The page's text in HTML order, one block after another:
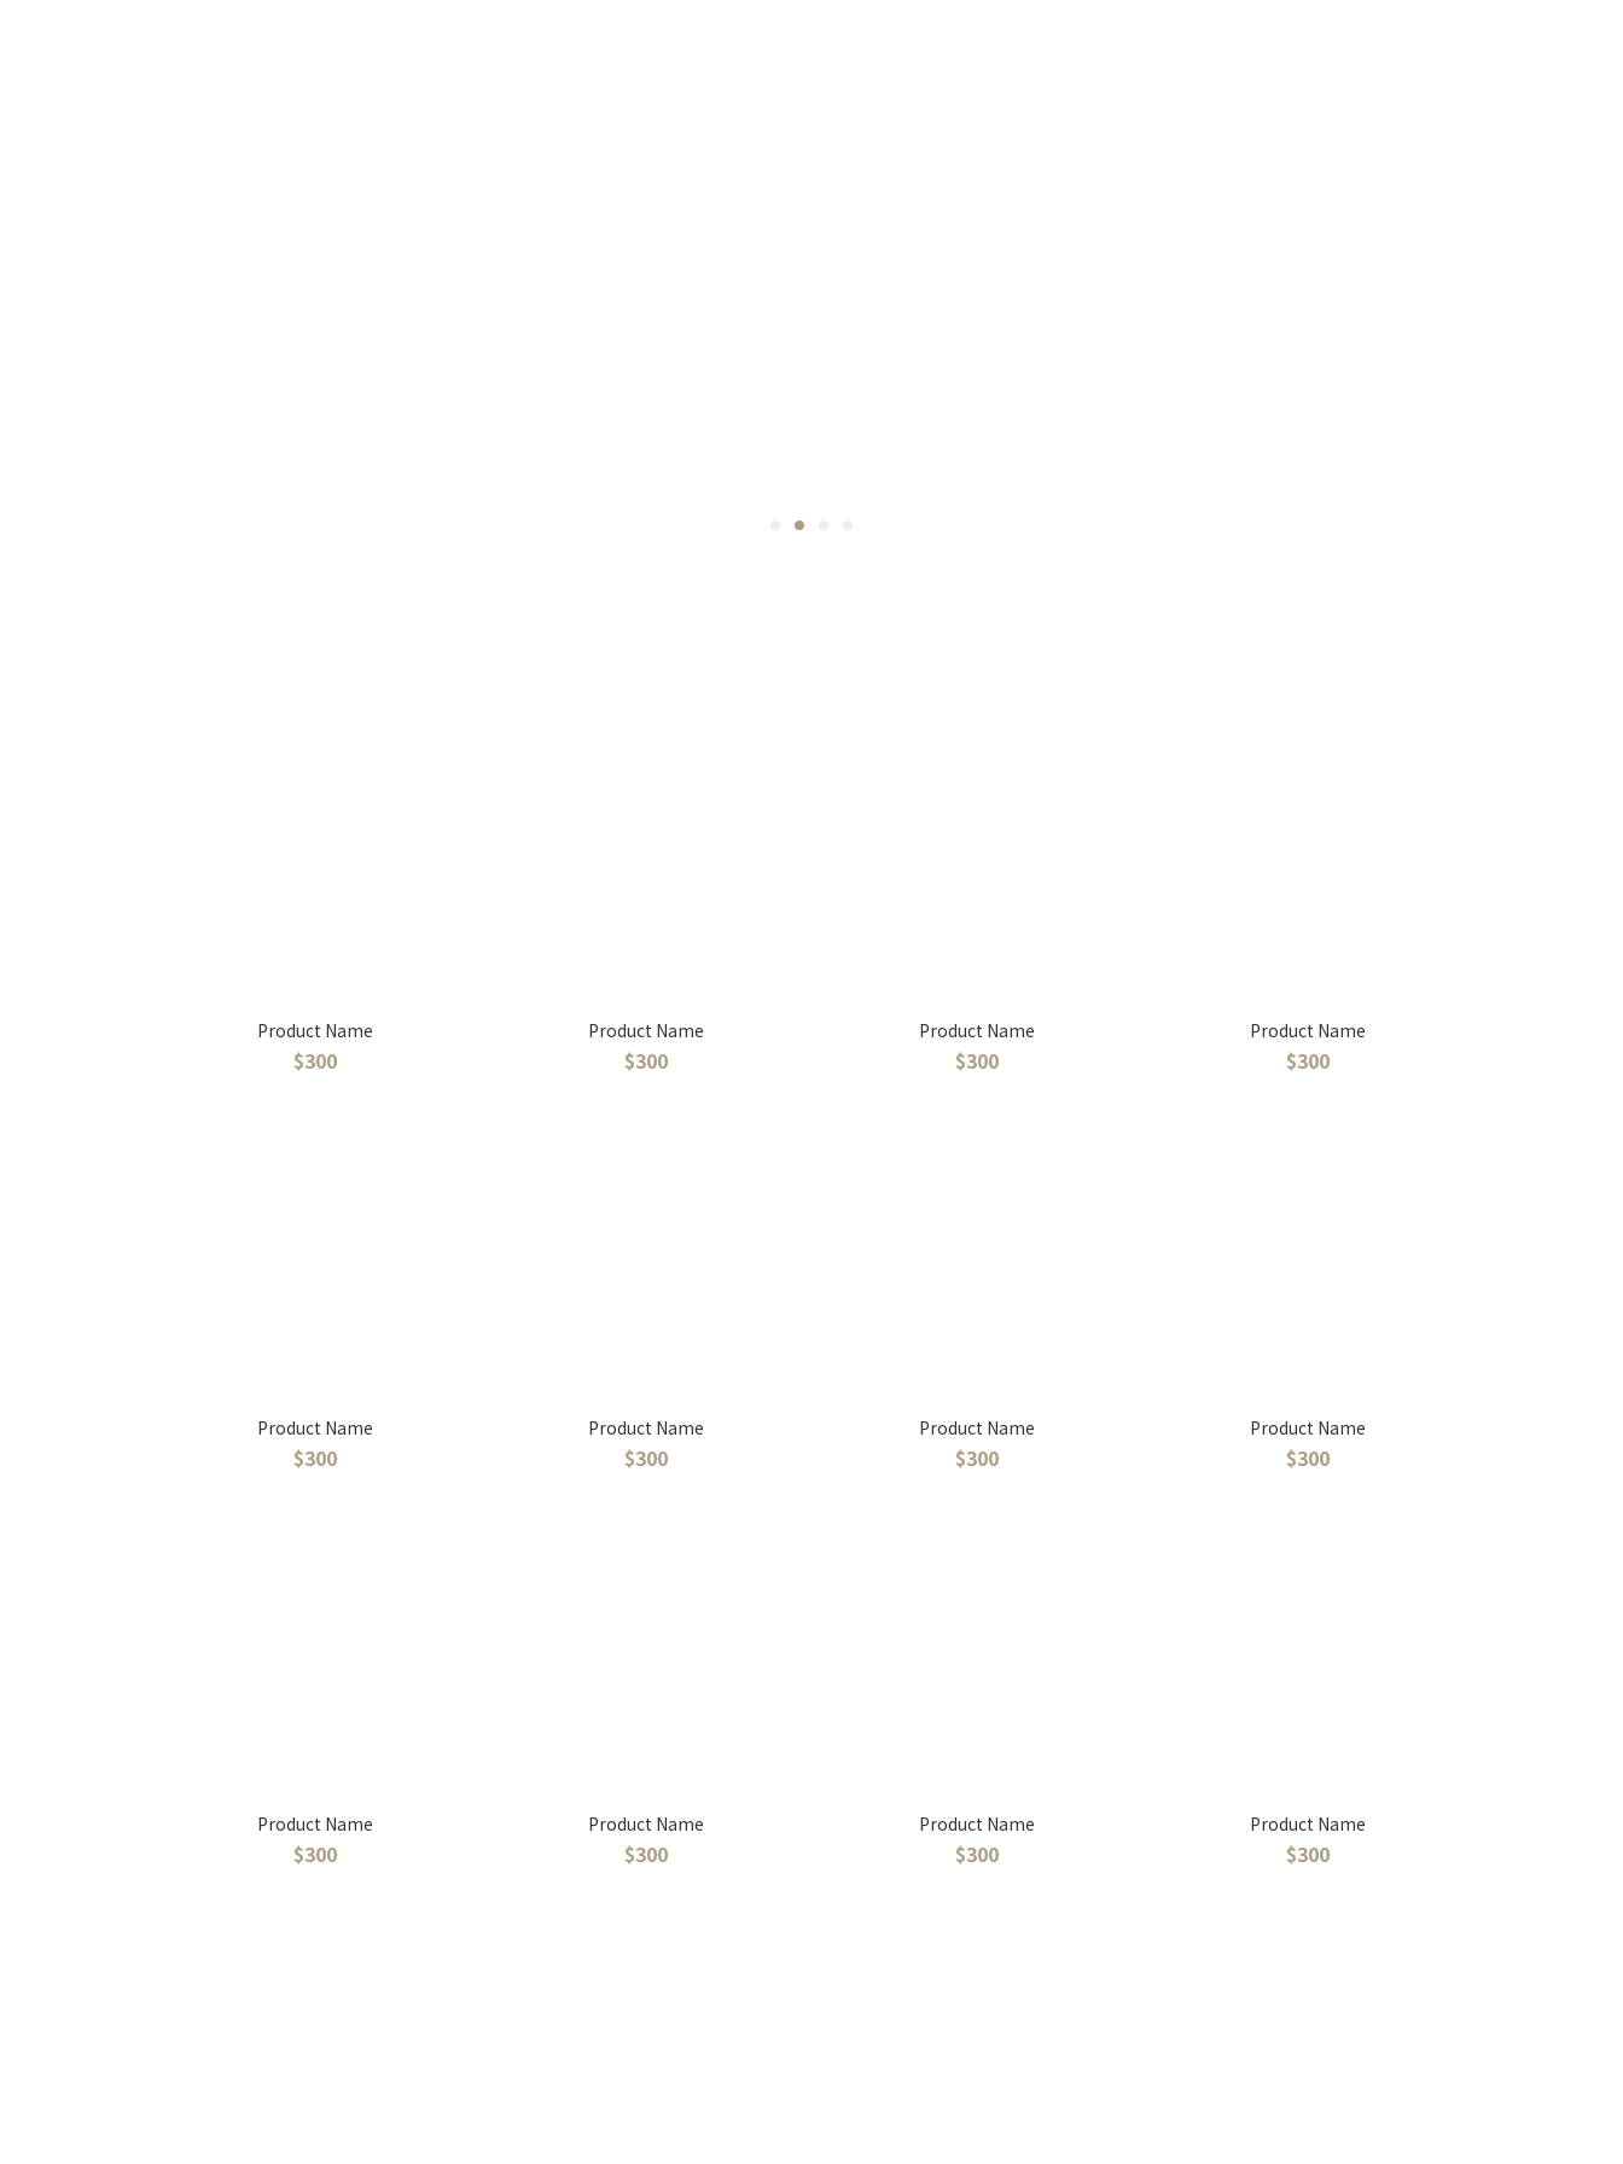
Product Name
$300
Product Name
$300
Product Name
$300
Product Name
$300
Product Name
$300
Product Name
$300
Product Name
$300
Product Name
$300
Product Name
$300
Product Name
$300
Product Name
$300
Product Name
$300